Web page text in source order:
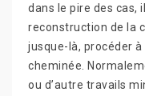
dans le pire des cas,
reconstruction de la
jusque-là, procéder
cheminée.
ou d’autre travails